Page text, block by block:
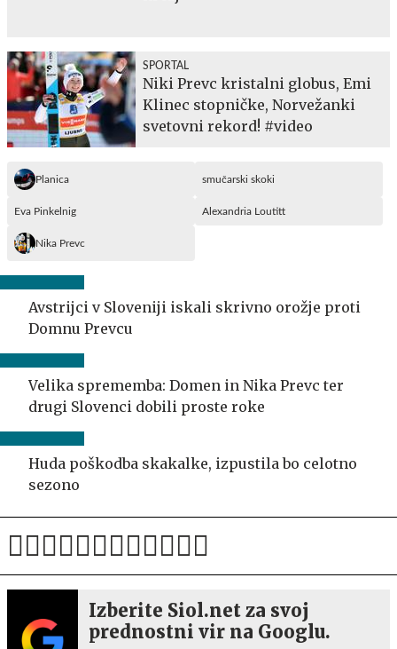
SPORTAL
Niki Prevc kristalni globus, Emi
Klinec stopničke, Norvežanki
svetovni rekord! #video
Planica smučarski skoki
Eva Pinkelnig Alexandria Loutitt
Nika Prevc
Avstrijci v Sloveniji iskali skrivno orožje proti
Domnu Prevcu
Velika sprememba: Domen in Nika Prevc ter
drugi Slovenci dobili proste roke
Huda poškodba skakalke, izpustila bo celotno
sezono
Izberite Siol.net za svoj
prednostni vir na Googlu.